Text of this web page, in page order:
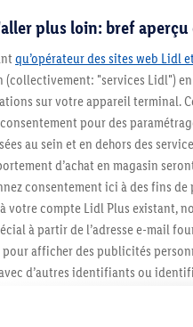
plus loin: bref
qu’opérateur des sites web Lidl
"services Lidl")
sur votre appareil terminal.
pour des
au sein et en dehors des
d’achat en magasin
consentement ici à des fins
votre compte Lidl Plus existant,
à partir de l’adresse e-mail
afficher des publicités
d’autres identifiants ou
montré de l’intérêt (par exemple